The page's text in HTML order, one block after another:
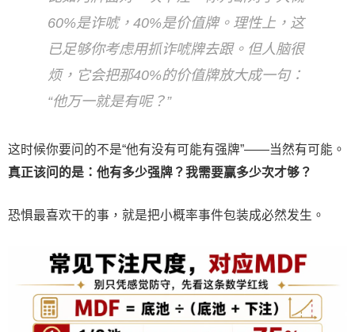
60%是诈唬，40%是价值牌。理性上，这
已足够你考虑用抓诈唬牌去跟。但人脑很
烦，它会把那40%的价值牌放大成一句：
“他万一就是有呢？”
这时候你要问的不是“他有没有可能有强牌”——当然有可能。
真正该问的是：他有多少强牌？我需要赢多少次才够？
恐惧最喜欢干的事，就是把小概率事件包装成必然发生。